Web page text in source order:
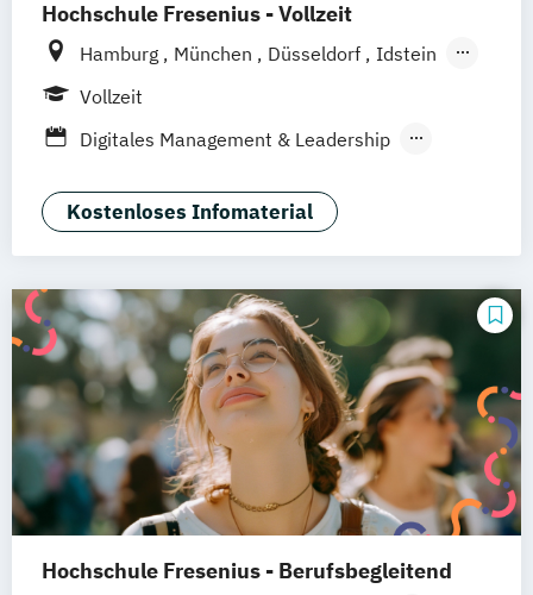
Hochschule Fresenius - Vollzeit
Hamburg München Düsseldorf
Idstein
Berlin
Braunschweig Erfurt
Vollzeit
Digitales Management & Leadership
Marketing
Kostenloses Infomaterial
Hochschule Fresenius - Berufsbegleitend